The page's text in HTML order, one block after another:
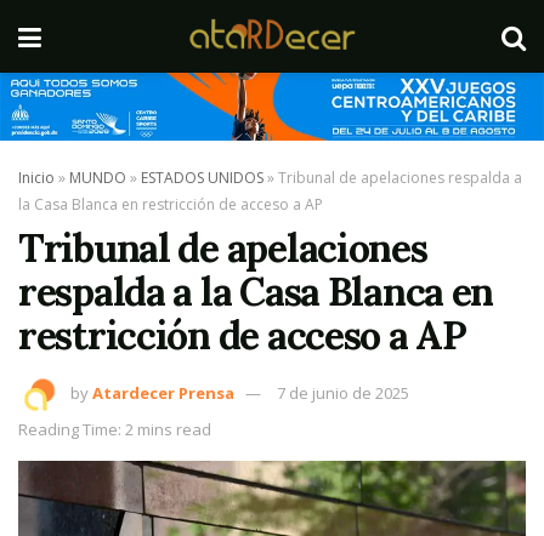
Inicio » MUNDO » ESTADOS UNIDOS»Tribunal de apelaciones respalda a
la Casa Blanca en restricción de acceso a AP
Tribunal de apelaciones
respalda a la Casa Blanca en
restricción de acceso a AP
byAtardecer Prensa
7 de junio de 2025
Reading Time: 2 mins read